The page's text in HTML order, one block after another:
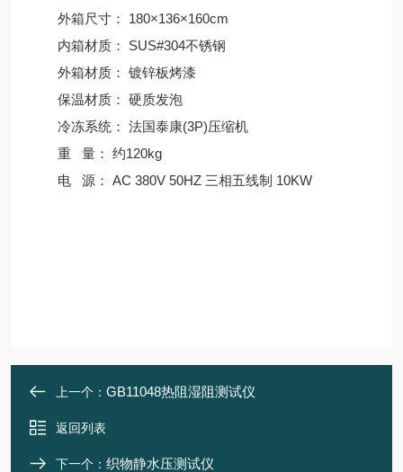
外箱尺寸： 180×136×160cm
内箱材质： SUS#304不锈钢
外箱材质： 镀锌板烤漆
保温材质： 硬质发泡
冷冻系统： 法国泰康(3P)压缩机
重 量： 约120kg
电 源： AC 380V 50HZ 三相五线制 10KW
上一个： GB11048热阻湿阻测试仪
返回列表
下一个： 织物静水压测试仪